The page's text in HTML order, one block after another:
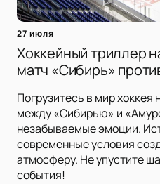
27 июля
Хоккейный триллер
матч «Сибирь»
Погрузитесь в мир
между «Сибирью» и
незабываемые эмоции.
современные условия
атмосферу. Не упустите
события!